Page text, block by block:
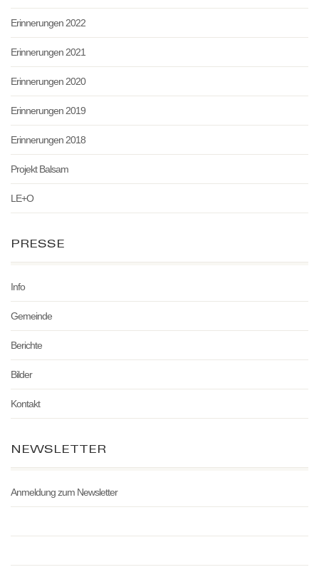
Erinnerungen 2022
Erinnerungen 2021
Erinnerungen 2020
Erinnerungen 2019
Erinnerungen 2018
Projekt Balsam
LE+O
PRESSE
Info
Gemeinde
Berichte
Bilder
Kontakt
NEWSLETTER
Anmeldung zum Newsletter